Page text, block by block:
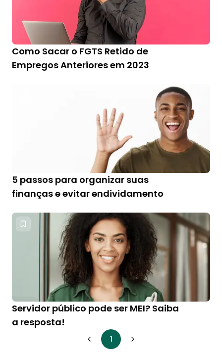
Como Sacar o FGTS Retido de
Empregos Anteriores em 2023
5 passos para organizar suas
finanças e evitar endividamento
Servidor público pode ser MEI? Saiba
a resposta!
1